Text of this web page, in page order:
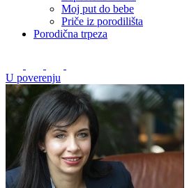
Moj put do bebe
Priče iz porodilišta
Porodična trpeza
U poverenju